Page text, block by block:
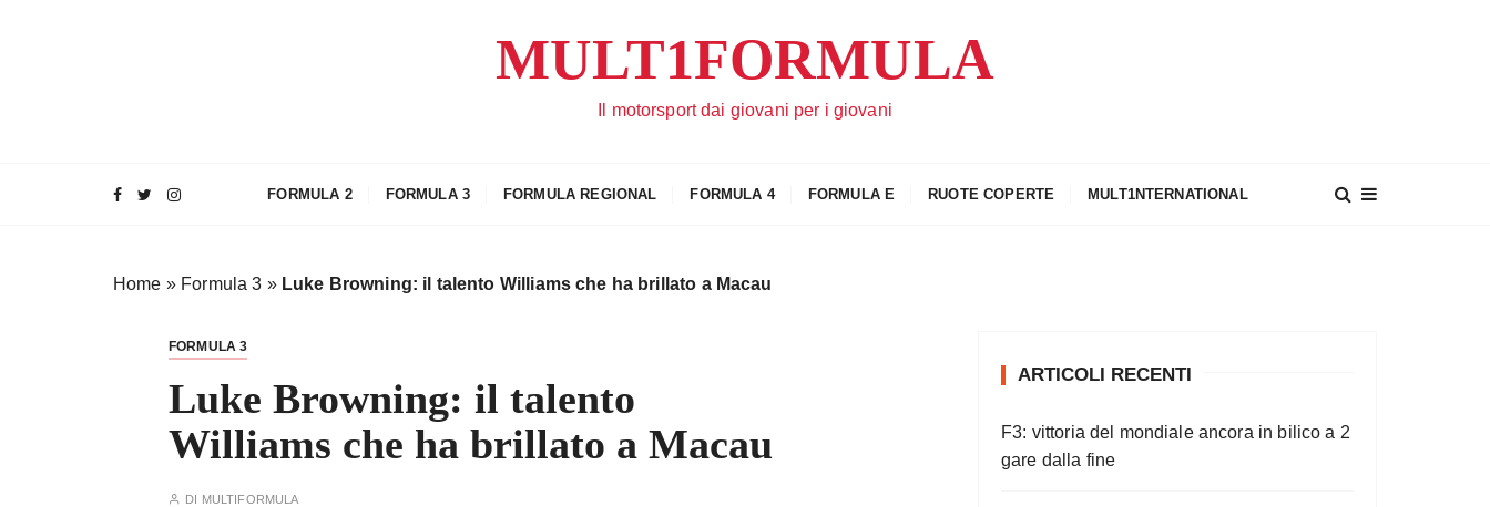
MULT1FORMULA
Il motorsport dai giovani per i giovani
FORMULA 2 FORMULA 3 FORMULA REGIONAL FORMULA 4 FORMULA E RUOTE COPERTE MULT1NTERNATIONAL
Home » Formula 3 » Luke Browning: il talento Williams che ha brillato a Macau
FORMULA 3
Luke Browning: il talento
Williams che ha brillato a Macau
DI MULTIFORMULA
ARTICOLI RECENTI
F3: vittoria del mondiale ancora in bilico a 2
gare dalla fine